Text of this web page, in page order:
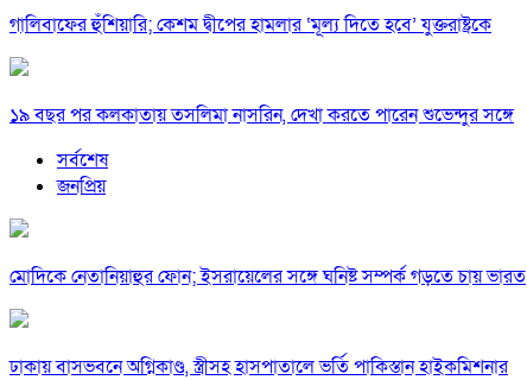
গালিবাফের হুঁশিয়ারি; কেশম দ্বীপের হামলার ‘মূল্য দিতে হবে’ যুক্তরাষ্ট্রকে
১৯ বছর পর কলকাতায় তসলিমা নাসরিন, দেখা করতে পারেন শুভেন্দুর সঙ্গে
সর্বশেষ
জনপ্রিয়
মোদিকে নেতানিয়াহুর ফোন; ইসরায়েলের সঙ্গে ঘনিষ্ট সম্পর্ক গড়তে চায় ভারত
ঢাকায় বাসভবনে অগ্নিকাণ্ড, স্ত্রীসহ হাসপাতালে ভর্তি পাকিস্তান হাইকমিশনার